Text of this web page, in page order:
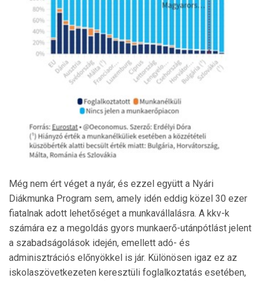
Még nem ért véget a nyár, és ezzel együtt a Nyári
Diákmunka Program sem, amely idén eddig közel 30 ezer
fiatalnak adott lehetőséget a munkavállalásra. A kkv-k
számára ez a megoldás gyors munkaerő-utánpótlást jelent
a szabadságolások idején, emellett adó- és
adminisztrációs előnyökkel is jár. Különösen igaz ez az
iskolaszövetkezeten keresztüli foglalkoztatás esetében,